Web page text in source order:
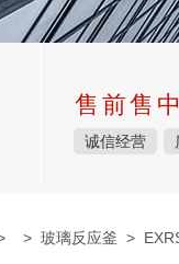
售前售
诚信经营
> 玻璃反应釜 >